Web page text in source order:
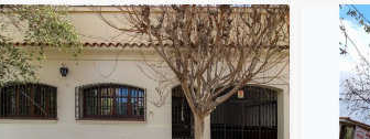
Venta
US$95,000